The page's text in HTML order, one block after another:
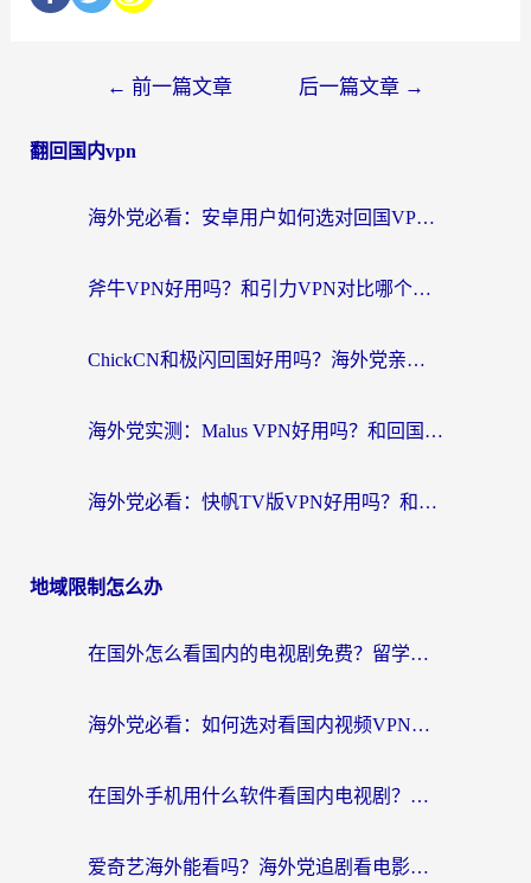
← 前一篇文章 后一篇文章 →
翻回国内vpn
海外党必看：安卓用户如何选对回国VPN？从踩坑到无缝访问的全攻略
斧牛VPN好用吗？和引力VPN对比哪个回国效果更好？海外党亲测3款加速器+避坑指南
ChickCN和极闪回国好用吗？海外党亲测3款加速器，教你选对不踩坑
海外党实测：Malus VPN好用吗？和回国VPN对比哪个回国效果更好？附真实体验与加速器推荐
海外党必看：快帆TV版VPN好用吗？和豌豆IP VPN对比哪个回国效果更好？附真实体验与选择指南
地域限制怎么办
在国外怎么看国内的电视剧免费？留学生亲测有效的回国加速器选择指南
海外党必看：如何选对看国内视频VPN，轻松解决12123登录难题？
在国外手机用什么软件看国内电视剧？海外党亲测的实用指南
爱奇艺海外能看吗？海外党追剧看电影的终极回国加速器指南